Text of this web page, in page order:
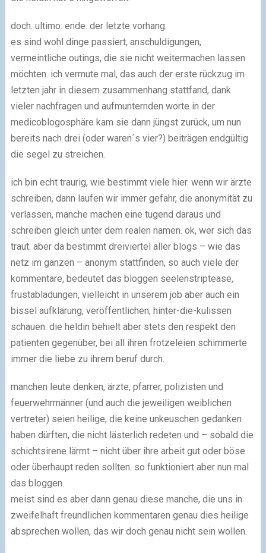
doch. ultimo. ende. der letzte vorhang.
es sind wohl dinge passiert, anschuldigungen,
vermeintliche outings, die sie nicht weitermachen lassen
möchten. ich vermute mal, das auch der erste rückzug im
letzten jahr in diesem zusammenhang stattfand, dank
vieler nachfragen und aufmunternden worte in der
medicoblogosphäre kam sie dann jüngst zurück, um nun
bereits nach drei (oder waren´s vier?) beiträgen endgültig
die segel zu streichen.
ich bin echt traurig, wie bestimmt viele hier. wenn wir ärzte
schreiben, dann laufen wir immer gefahr, die anonymität zu
verlassen, manche machen eine tugend daraus und
schreiben gleich unter dem realen namen. ok, wer sich das
traut. aber da bestimmt dreiviertel aller blogs – wie das
netz im ganzen – anonym stattfinden, so auch viele der
kommentare, bedeutet das bloggen seelenstriptease,
frustabladungen, vielleicht in unserem job aber auch ein
bissel aufklärung, veröffentlichen, hinter-die-kulissen
schauen. die heldin behielt aber stets den respekt den
patienten gegenüber, bei all ihren frotzeleien schimmerte
immer die liebe zu ihrem beruf durch.
manchen leute denken, ärzte, pfarrer, polizisten und
feuerwehrmänner (und auch die jeweiligen weiblichen
vertreter) seien heilige, die keine unkeuschen gedanken
haben dürften, die nicht lästerlich redeten und – sobald die
schichtsirene lärmt – nicht über ihre arbeit gut oder böse
oder überhaupt reden sollten. so funktioniert aber nun mal
das bloggen.
meist sind es aber dann genau diese manche, die uns in
zweifelhaft freundlichen kommentaren genau dies heilige
absprechen wollen, das wir doch genau nicht sein wollen.